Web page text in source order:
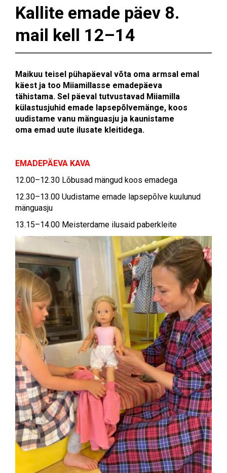
Kallite emade päev 8.
mail kell 12–14
Maikuu teisel pühapäeval võta oma armsal emal
käest ja too Miiamillasse emadepäeva
tähistama. Sel päeval tutvustavad Miiamilla
külastusjuhid emade lapsepõlvemänge, koos
uudistame vanu mänguasju ja kaunistame
oma emad uute ilusate kleitidega.
EMADEPÄEVA KAVA
12.00–12.30 Lõbusad mängud koos emadega
12.30–13.00 Uudistame emade lapsepõlve kuulunud
mänguasju
13.15–14.00 Meisterdame ilusaid paberkleite